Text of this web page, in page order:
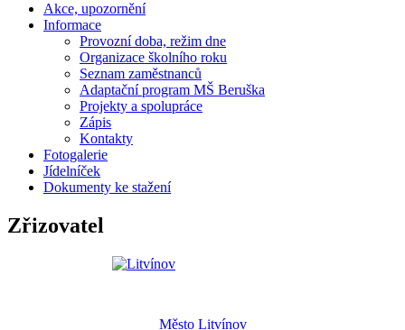
Akce, upozornění
Informace
Provozní doba, režim dne
Organizace školního roku
Seznam zaměstnanců
Adaptační program MŠ Beruška
Projekty a spolupráce
Zápis
Kontakty
Fotogalerie
Jídelníček
Dokumenty ke stažení
Zřizovatel
Město Litvínov